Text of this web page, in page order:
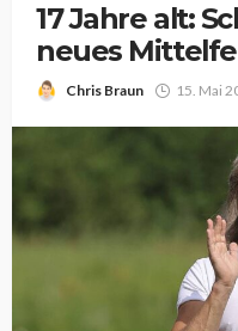
17 Jahre alt:
neues
Chris Braun 15. Mai